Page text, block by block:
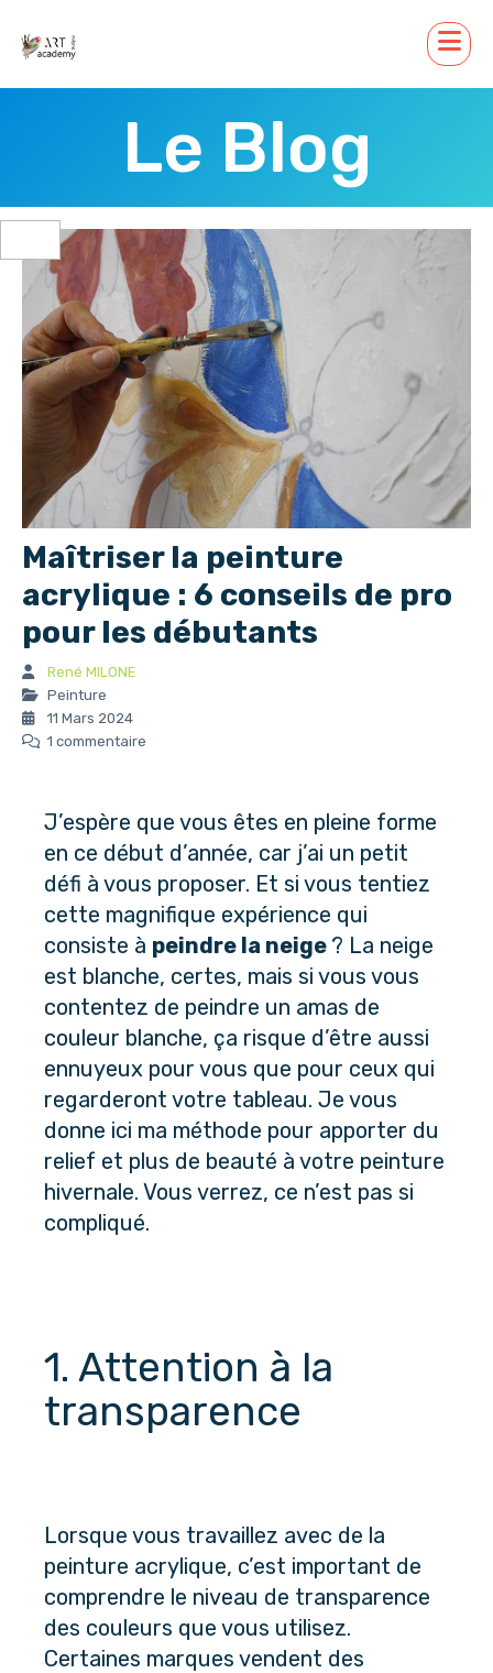
Le Blog
Maîtriser la peinture
acrylique : 6 conseils de pro
pour les débutants
René MILONE
Peinture
11 Mars 2024
1 commentaire
J’espère que vous êtes en pleine forme
en ce début d’année, car j’ai un petit
défi à vous proposer. Et si vous tentiez
cette magnifique expérience qui
consiste à peindre la neige ? La neige
est blanche, certes, mais si vous vous
contentez de peindre un amas de
couleur blanche, ça risque d’être aussi
ennuyeux pour vous que pour ceux qui
regarderont votre tableau. Je vous
donne ici ma méthode pour apporter du
relief et plus de beauté à votre peinture
hivernale. Vous verrez, ce n’est pas si
compliqué.
1. Attention à la
transparence
Lorsque vous travaillez avec de la
peinture acrylique, c’est important de
comprendre le niveau de transparence
des couleurs que vous utilisez.
Certaines marques vendent des